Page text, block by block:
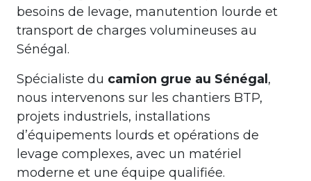
besoins de levage, manutention lourde et
transport de charges volumineuses au
Sénégal.
Spécialiste du camion grue au Sénégal,
nous intervenons sur les chantiers BTP,
projets industriels, installations
d’équipements lourds et opérations de
levage complexes, avec un matériel
moderne et une équipe qualifiée.